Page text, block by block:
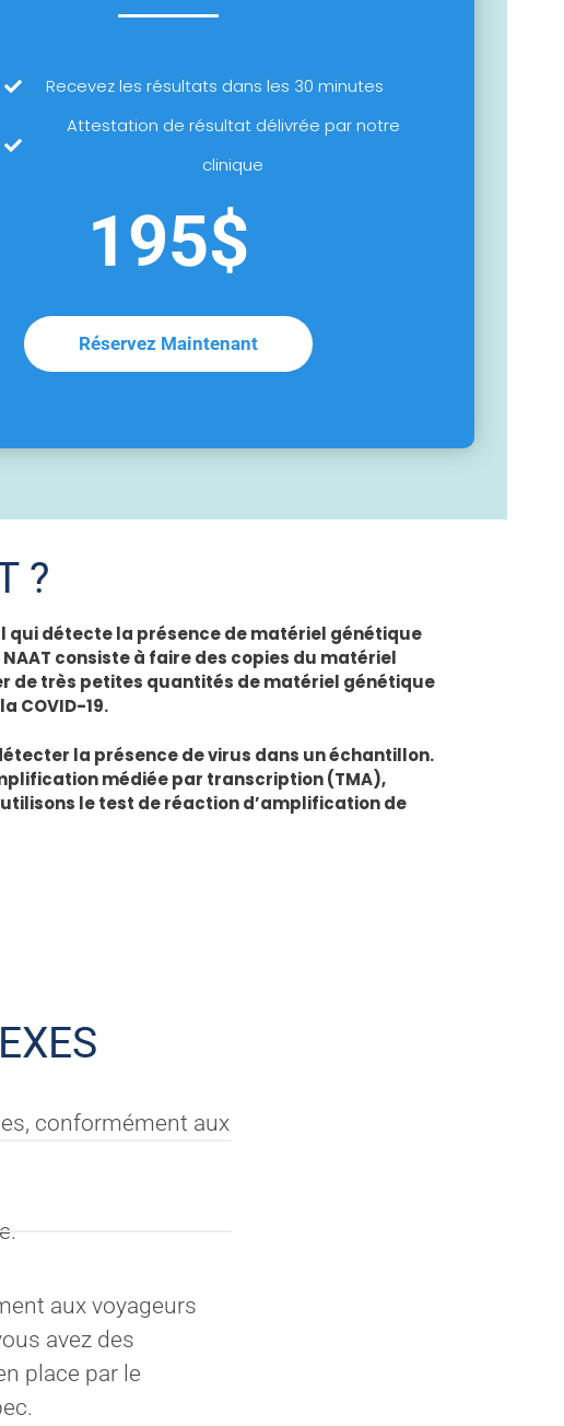
Recevez les résultats dans les 30 minutes
Attestation de résultat délivrée par notre
clinique
195$
Réservez Maintenant
?
qui détecte la présence de matériel génétique
consiste à faire des copies du matériel
de très petites quantités de matériel génétique
COVID-19.
la présence de virus dans un échantillon.
médiée par transcription (TMA),
le test de réaction d’amplification de
conformément aux
aux voyageurs
avez des
place par le